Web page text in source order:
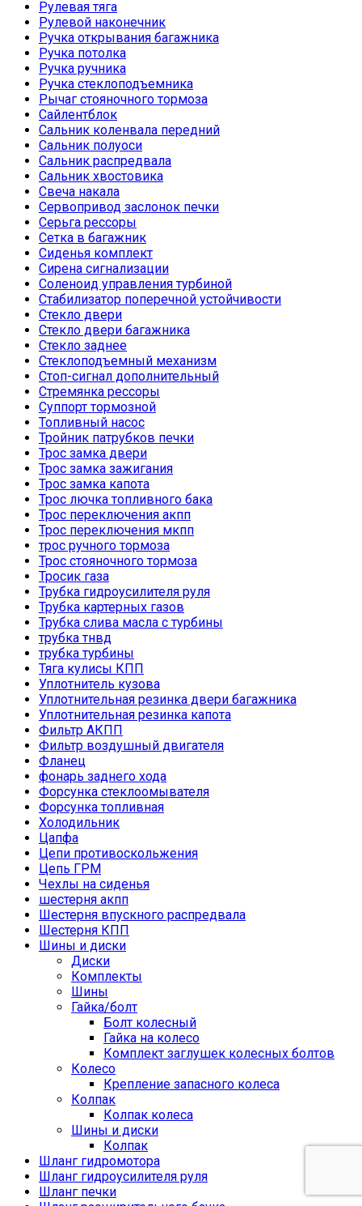
Рулевая тяга
Рулевой наконечник
Ручка открывания багажника
Ручка потолка
Ручка ручника
Ручка стеклоподъемника
Рычаг стояночного тормоза
Сайлентблок
Сальник коленвала передний
Сальник полуоси
Сальник распредвала
Сальник хвостовика
Свеча накала
Сервопривод заслонок печки
Серьга рессоры
Сетка в багажник
Сиденья комплект
Сирена сигнализации
Соленоид управления турбиной
Стабилизатор поперечной устойчивости
Стекло двери
Стекло двери багажника
Стекло заднее
Стеклоподъемный механизм
Стоп-сигнал дополнительный
Стремянка рессоры
Суппорт тормозной
Топливный насос
Тройник патрубков печки
Трос замка двери
Трос замка зажигания
Трос замка капота
Трос лючка топливного бака
Трос переключения акпп
Трос переключения мкпп
трос ручного тормоза
Трос стояночного тормоза
Тросик газа
Трубка гидроусилителя руля
Трубка картерных газов
Трубка слива масла с турбины
трубка тнвд
трубка турбины
Тяга кулисы КПП
Уплотнитель кузова
Уплотнительная резинка двери багажника
Уплотнительная резинка капота
Фильтр АКПП
Фильтр воздушный двигателя
Фланец
фонарь заднего хода
Форсунка стеклоомывателя
Форсунка топливная
Холодильник
Цапфа
Цепи противоскольжения
Цепь ГРМ
Чехлы на сиденья
шестерня акпп
Шестерня впускного распредвала
Шестерня КПП
Шины и диски
Диски
Комплекты
Шины
Гайка/болт
Болт колесный
Гайка на колесо
Комплект заглушек колесных болтов
Колесо
Крепление запасного колеса
Колпак
Колпак колеса
Шины и диски
Колпак
Шланг гидромотора
Шланг гидроусилителя руля
Шланг печки